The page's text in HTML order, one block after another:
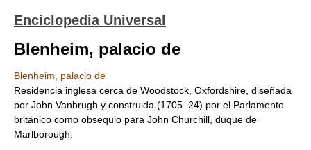
Enciclopedia Universal
Blenheim, palacio de
Blenheim, palacio de
Residencia inglesa cerca de Woodstock, Oxfordshire, diseñada
por John Vanbrugh y construida (1705–24) por el Parlamento
británico como obsequio para John Churchill, duque de
Marlborough.